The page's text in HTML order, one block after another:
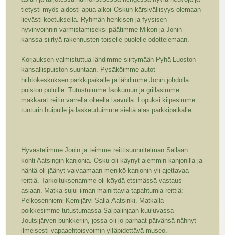
tietysti myös aidosti apua alkoi Oskun kärsivällisyys olemaan
lievästi koetuksella. Ryhmän henkisen ja fyysisen
hyvinvoinnin varmistamiseksi päätimme Mikon ja Jonin
kanssa siirtyä rakennusten toiselle puolelle odottelemaan.
Korjauksen valmistuttua lähdimme siirtymään Pyhä-Luoston
kansallispuiston suuntaan. Pysäköimme autot
hiihtokeskuksen parkkipaikalle ja lähdimme Jonin johdolla
puiston poluille. Tutustuimme Isokuruun ja grillasimme
makkarat reitin varrella olleella laavulla. Lopuksi kiipesimme
tunturin huipulle ja laskeuduimme sieltä alas parkkipaikalle.
Hyvästelimme Jonin ja teimme reittisuunnitelman Sallaan
kohti Aatsingin kanjonia. Osku oli käynyt aiemmin kanjonilla ja
häntä oli jäänyt vaivaamaan menikö kanjonin yli ajettavaa
reittiä. Tarkoituksenamme oli käydä etsimässä vastaus
asiaan. Matka sujui ilman mainittavia tapahtumia reittiä:
Pelkosenniemi-Kemijärvi-Salla-Aatsinki. Matkalla
poikkesimme tutustumassa Salpalinjaan kuuluvassa
Joutsijärven bunkkeriin, jossa oli jo parhaat päivänsä nähnyt
ilmeisesti vapaaehtoisvoimin ylläpidettävä museo.